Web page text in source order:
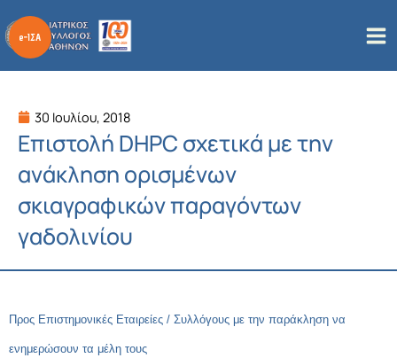
στο
περιεχόμενο
30 Ιουλίου, 2018
Επιστολή DHPC σχετικά με την
ανάκληση ορισμένων
σκιαγραφικών παραγόντων
γαδολινίου
Προς Επιστημονικές Εταιρείες / Συλλόγους με την παράκληση να
ενημερώσουν τα μέλη τους